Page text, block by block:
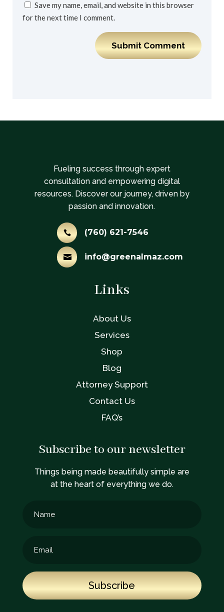
Save my name, email, and website in this browser
for the next time I comment.
Submit Comment
Fueling success through expert
consultation and empowering digital
resources. Discover our journey, driven by
passion and innovation.
 (760) 621-7546
 info@greenalmaz.com
Links
About Us
Services
Shop
Blog
Attorney Support
Contact Us
FAQ’s
Subscribe to our newsletter
Things being made beautifully simple are
at the heart of everything we do.
Subscribe